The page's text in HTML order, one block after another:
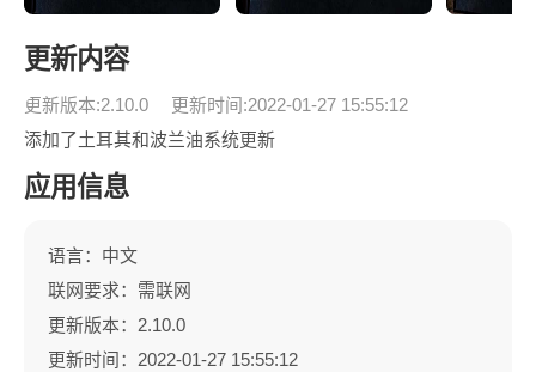
更新内容
更新版本:2.10.0
更新时间:2022-01-27 15:55:12
添加了土耳其和波兰油系统更新
应用信息
语言：中文
联网要求：需联网
更新版本：2.10.0
更新时间：2022-01-27 15:55:12